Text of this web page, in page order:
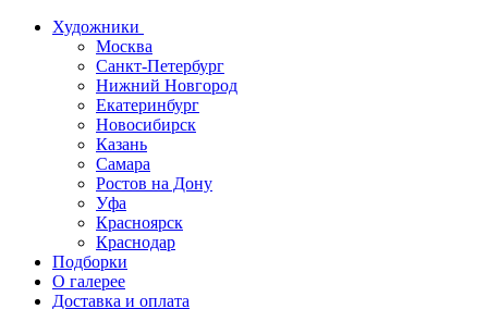
Художники
Москва
Санкт-Петербург
Нижний Новгород
Екатеринбург
Новосибирск
Казань
Самара
Ростов на Дону
Уфа
Красноярск
Краснодар
Подборки
О галерее
Доставка и оплата